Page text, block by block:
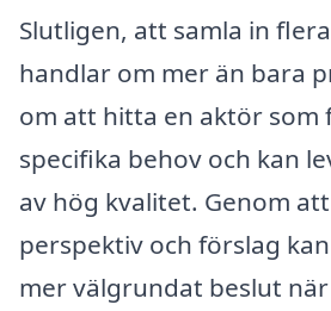
Slutligen, att samla in
handlar om mer än bara
om att hitta en aktör som
specifika behov och kan
av hög kvalitet. Genom
perspektiv och förslag
mer välgrundat beslut